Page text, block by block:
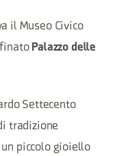
il Museo Civico
Palazzo delle
Settecento
tradizione
un piccolo gioiello